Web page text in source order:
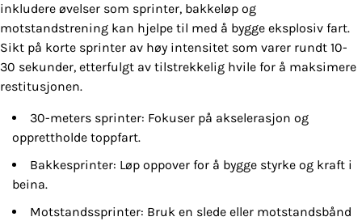
inkludere øvelser som sprinter, bakkeløp og
motstandstrening kan hjelpe til med å bygge eksplosiv fart.
Sikt på korte sprinter av høy intensitet som varer rundt 10-
30 sekunder, etterfulgt av tilstrekkelig hvile for å maksimere
restitusjonen.
30-meters sprinter: Fokuser på akselerasjon og
opprettholde toppfart.
Bakkesprinter: Løp oppover for å bygge styrke og kraft i
beina.
Motstandssprinter: Bruk en slede eller motstandsbånd